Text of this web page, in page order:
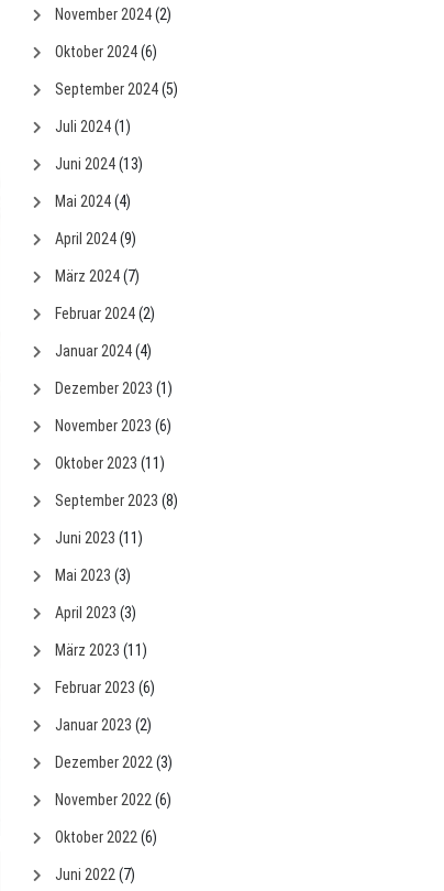
November 2024(2)
Oktober 2024(6)
September 2024(5)
Juli 2024(1)
Juni 2024(13)
Mai 2024(4)
April 2024(9)
März 2024(7)
Februar 2024(2)
Januar 2024(4)
Dezember 2023 (1)
November 2023 (6)
Oktober 2023 (11)
September 2023 (8)
Juni 2023 (11)
Mai 2023 (3)
April 2023 (3)
März 2023 (11)
Februar 2023 (6)
Januar 2023 (2)
Dezember 2022 (3)
November 2022 (6)
Oktober 2022 (6)
Juni 2022 (7)